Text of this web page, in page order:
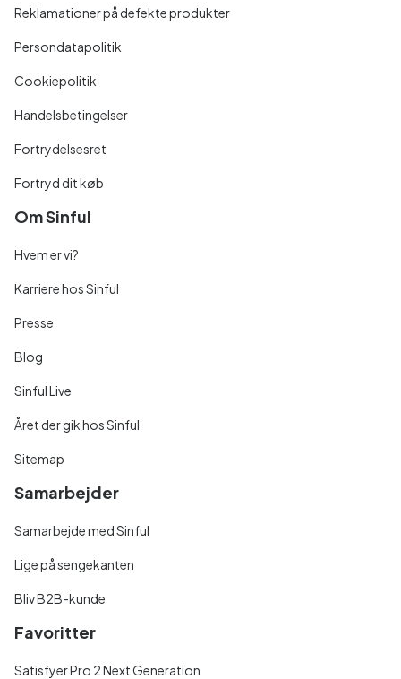
Reklamationer på defekte produkter
Persondatapolitik
Cookiepolitik
Handelsbetingelser
Fortrydelsesret
Fortryd dit køb
Om Sinful
Hvem er vi?
Karriere hos Sinful
Presse
Blog
Sinful Live
Året der gik hos Sinful
Sitemap
Samarbejder
Samarbejde med Sinful
Lige på sengekanten
Bliv B2B-kunde
Favoritter
Satisfyer Pro 2 Next Generation